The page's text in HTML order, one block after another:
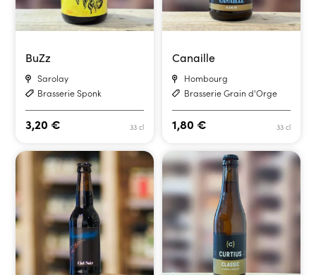
BuZz
Sarolay
Brasserie Sponk
33 cl
3,20€
Canaille
Hombourg
Brasserie Grain d'Orge
33 cl
1,80 €